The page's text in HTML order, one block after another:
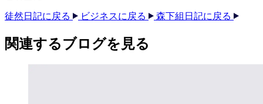
徒然日記に戻る ビジネスに戻る 森下組日記に戻る
関連する​ブログを​見る​